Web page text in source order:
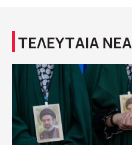
ΤΕΛΕΥΤΑΙΑ ΝΕΑ